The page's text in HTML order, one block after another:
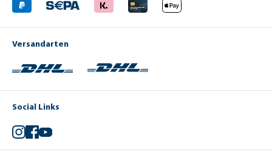
Versandarten
Social Links
Instagram
Facebook
YouTube